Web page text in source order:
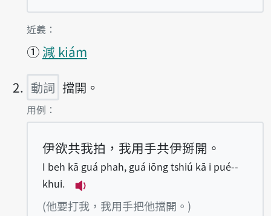
第1項釋義的
近義：
① 減 kiám
動詞 擋開。
第2項釋義的
用例：
伊欲共我拍，我用手共伊掰開。
I beh kā guá phah, guá iōng tshiú kā i pué--
khui.
播放例句I beh kā guá phah, guá
(他要打我，我用手把他擋開。)